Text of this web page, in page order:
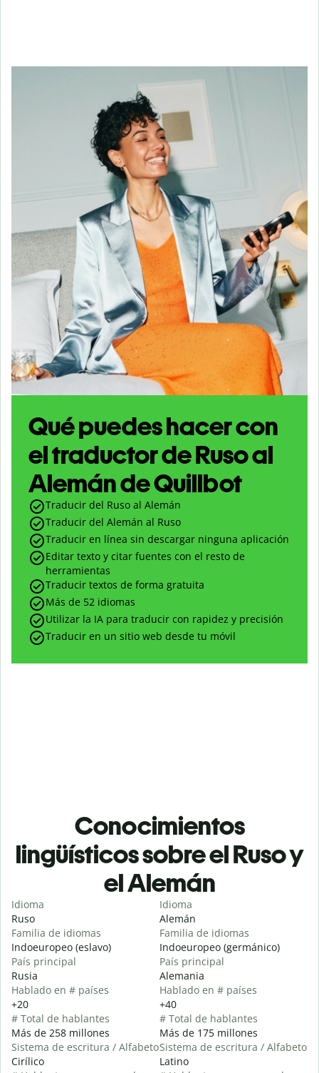
Qué puedes hacer con
el traductor de Ruso al
Alemán de Quillbot
Traducir del Ruso al Alemán
Traducir del Alemán al Ruso
Traducir en línea sin descargar ninguna aplicación
Editar texto y citar fuentes con el resto de
herramientas
Traducir textos de forma gratuita
Más de 52 idiomas
Utilizar la IA para traducir con rapidez y precisión
Traducir en un sitio web desde tu móvil
Conocimientos
lingüísticos sobre el Ruso y
el Alemán
Idioma
Ruso
Familia de idiomas
Indoeuropeo (eslavo)
País principal
Rusia
Hablado en # países
+20
# Total de hablantes
Más de 258 millones
Sistema de escritura / Alfabeto
Cirílico
Idioma
Alemán
Familia de idiomas
Indoeuropeo (germánico)
País principal
Alemania
Hablado en # países
+40
# Total de hablantes
Más de 175 millones
Sistema de escritura / Alfabeto
Latino